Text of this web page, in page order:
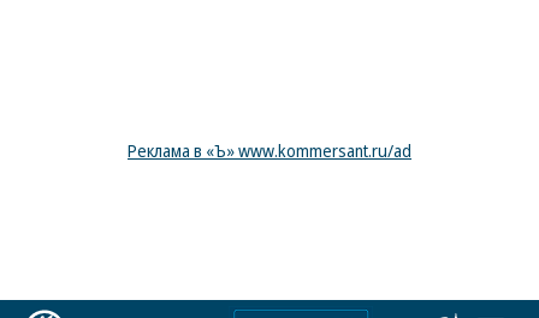
Реклама в «Ъ» www.kommersant.ru/ad